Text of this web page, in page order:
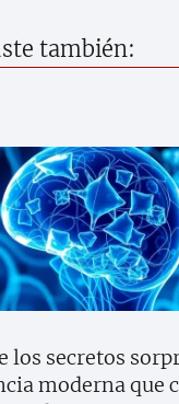
también:
los secretos
moderna que